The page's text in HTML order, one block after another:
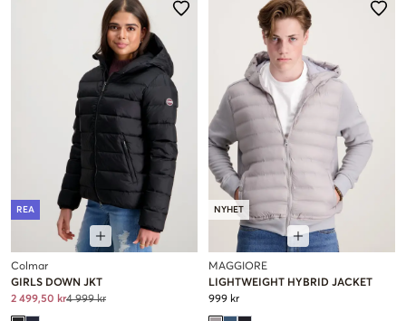
REA
Colmar
GIRLS DOWN JKT
2 499,50 kr4 999 kr
NYHET
MAGGIORE
LIGHTWEIGHT HYBRID JACKET
999 kr